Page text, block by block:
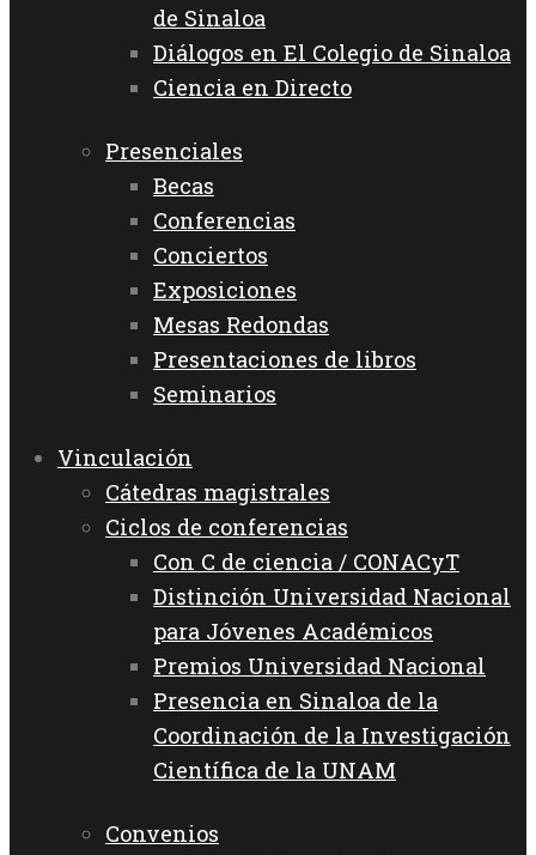
de Sinaloa
Diálogos en El Colegio de Sinaloa
Ciencia en Directo
Presenciales
Becas
Conferencias
Conciertos
Exposiciones
Mesas Redondas
Presentaciones de libros
Seminarios
Vinculación
Cátedras magistrales
Ciclos de conferencias
Con C de ciencia / CONACyT
Distinción Universidad Nacional
para Jóvenes Académicos
Premios Universidad Nacional
Presencia en Sinaloa de la
Coordinación de la Investigación
Científica de la UNAM
Convenios